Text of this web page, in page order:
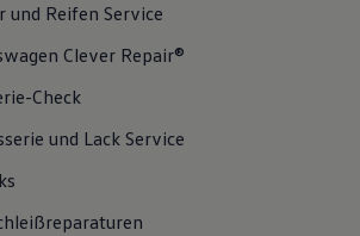
und Reifen Service
Clever Repair®
Check
und Lack Service